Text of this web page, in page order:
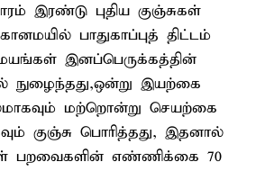
இரண்டு புதிய குஞ்சுகள்
பாதுகாப்புத் திட்டம்
இனப்பெருக்கத்தின்
நுழைந்தது,ஒன்று இயற்கை
மற்றொன்று செயற்கை
குஞ்சு பொரித்தது, இதனால்
பறவைகளின் எண்ணிக்கை 70